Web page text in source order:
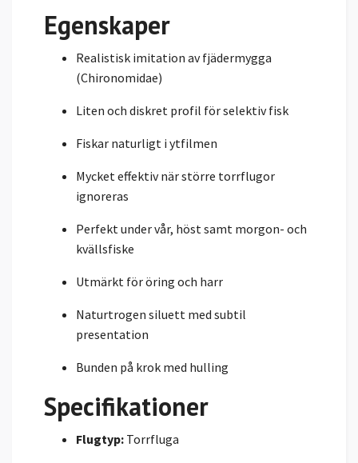
Egenskaper
Realistisk imitation av fjädermygga
(Chironomidae)
Liten och diskret profil för selektiv fisk
Fiskar naturligt i ytfilmen
Mycket effektiv när större torrflugor
ignoreras
Perfekt under vår, höst samt morgon- och
kvällsfiske
Utmärkt för öring och harr
Naturtrogen siluett med subtil
presentation
Bunden på krok med hulling
Specifikationer
Flugtyp: Torrfluga